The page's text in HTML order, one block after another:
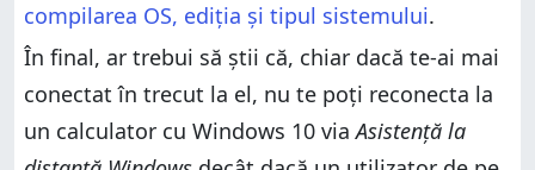
compilarea OS, ediția și tipul sistemului.
În final, ar trebui să știi că, chiar dacă te-ai mai
conectat în trecut la el, nu te poți reconecta la
un calculator cu Windows 10 viaAsistență la